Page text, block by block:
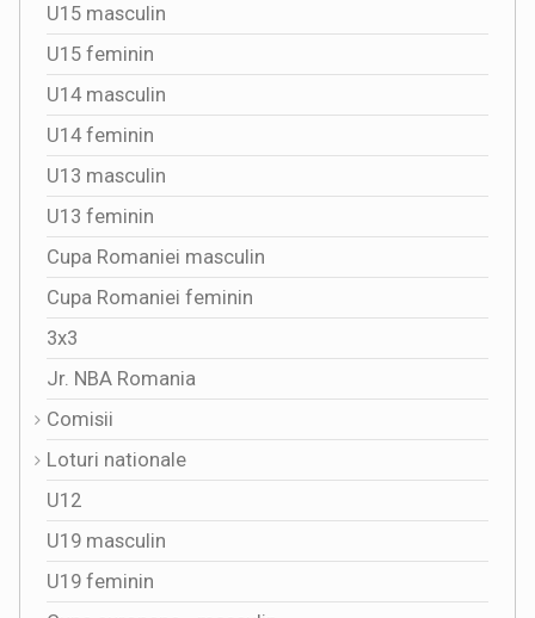
U15 masculin
U15 feminin
U14 masculin
U14 feminin
U13 masculin
U13 feminin
Cupa Romaniei masculin
Cupa Romaniei feminin
3x3
Jr. NBA Romania
Comisii
Loturi nationale
U12
U19 masculin
U19 feminin